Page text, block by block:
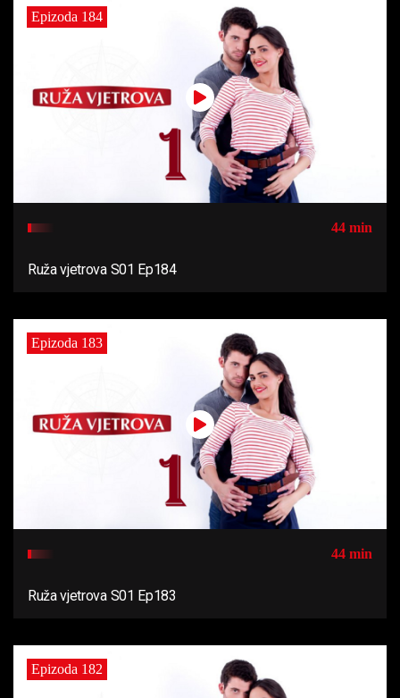
Epizoda 184
44 min
Ruža vjetrova S01 Ep184
Epizoda 183
44 min
Ruža vjetrova S01 Ep183
Epizoda 182